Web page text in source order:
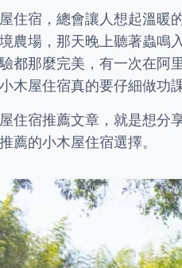
住宿，總會讓人想起溫暖
農場，那天晚上聽著蟲鳴
都那麼完美，有一次在阿
木屋住宿真的要仔細做功課
住宿推薦文章，就是想分
薦的小木屋住宿選擇。